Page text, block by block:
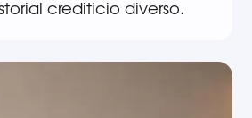
crediticio diverso.